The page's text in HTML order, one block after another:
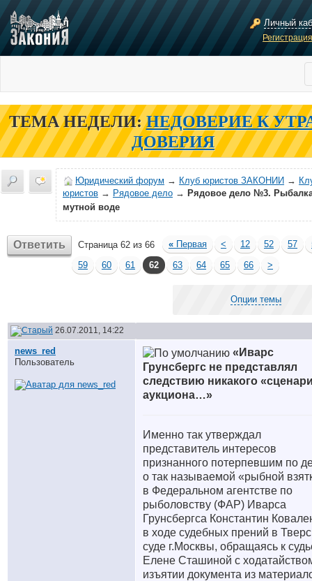
Личный
ТЕМА НЕДЕЛИ: НЕДОВЕРИЕ К
ДОВЕРИЯ
Юридический форум → Клуб юристов ЗАКОНИИ →
юристов → Рядовое дело → Рядовое дело №3.
мутной воде
Ответить Страница 62 из 66 « Первая < 12 52 57
59
60 61 62 63 64 65 66 >
Опции темы
26.07.2011, 14:22
news_red
Пользователь
«Иварс
Грунсбергс не представлял
следствию никакого
аукциона…»
Именно так утверждал
представитель интересов
признанного потерпевшим по
о так называемой «рыбной
в Федеральном агентстве по
рыболовству (ФАР) Иварса
Грунсбергса Константин
в ходе судебных прений в
суде г.Москвы, обращаясь к
Елене Сташиной с
изъятии документа из